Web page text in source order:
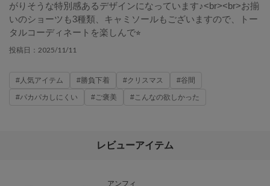
がりそうな特別感あるデザインになっています♪<br><br>お揃
いのショーツも3種類、キャミソールもございますので、トー
タルコーディネートを楽しんで⭐︎
投稿日： 2025/11/11
#人気アイテム #勝負下着 #クリスマス
#谷間
#パカパカしにくい
#ご褒美 #こんなの欲しかった
レビューアイテム
アンフィ